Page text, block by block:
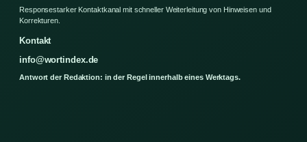
Responsestarker Kontaktkanal mit schneller Weiterleitung von Hinweisen und
Korrekturen.
Kontakt
info@wortindex.de
Antwort der Redaktion: in der Regel innerhalb eines Werktags.